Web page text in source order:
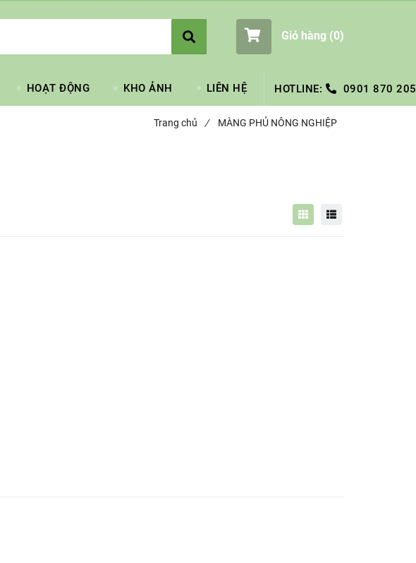
Giỏ hàng (0)
HOẠT ĐỘNG KHO ẢNH LIÊN HỆ HOTLINE: 0901 870
Trang chủ / MÀNG PHỦ NÔNG NGHIỆP